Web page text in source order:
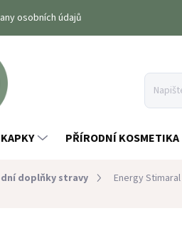
osobních údajů
PŘÍRODNÍ KOSMETIKA
doplňky stravy Energy